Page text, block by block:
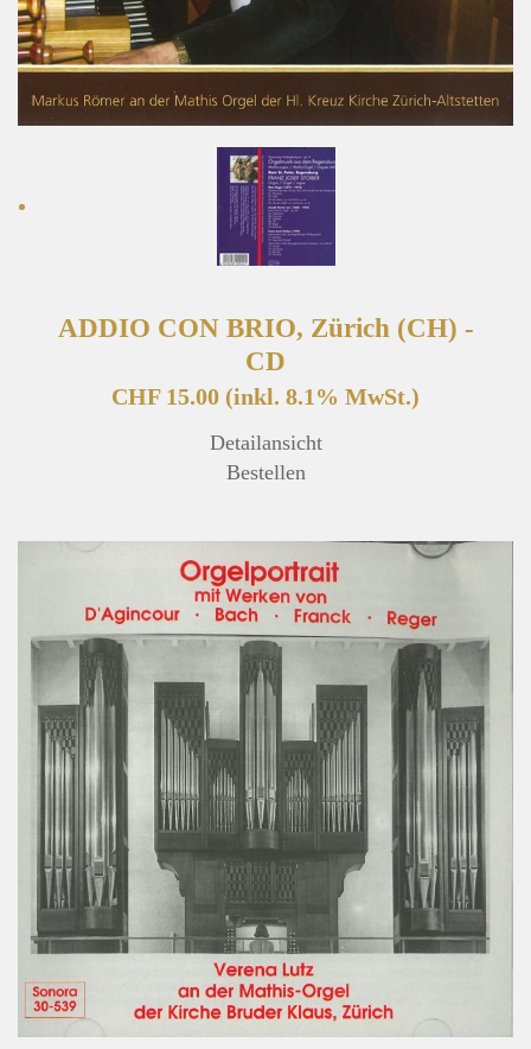
ADDIO CON BRIO, Zürich (CH) -
CD
CHF 15.00 (inkl. 8.1% MwSt.)
Detailansicht
Bestellen